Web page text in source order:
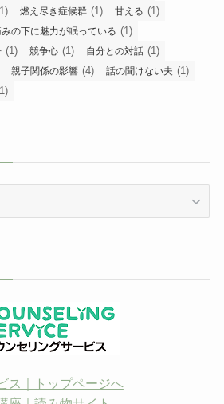
燃え尽き症候群 (1) 甘える (1)
の下に魅力が眠っている (1)
(1) 競争心 (1) 自分との対話 (1)
親子関係の影響 (4) 話の聞けない夫 (1)
ス｜トップページへ